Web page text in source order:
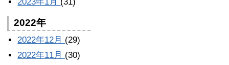
2023年1月 (31)
2022年
2022年12月 (29)
2022年11月 (30)